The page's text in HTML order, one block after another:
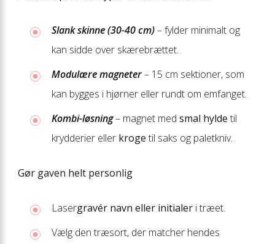
Slank skinne (30-40 cm)– fylder minimalt og
kan sidde over skærebrættet.
Modulære magneter– 15 cm sektioner, som
kan bygges i hjørner eller rundt om emfanget.
Kombi-løsning– magnet med smal hylde til
krydderier eller kroge til saks og paletkniv.
Gør gaven helt personlig
Lasergravér navn eller initialer i træet.
Vælg den træsort, der matcher hendes